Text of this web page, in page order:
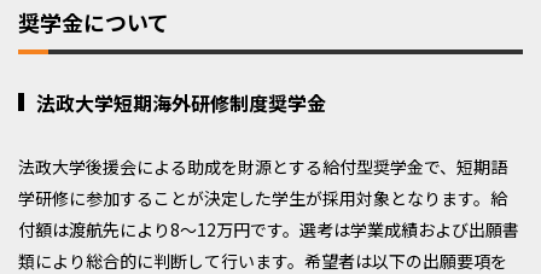
奨学金について
法政大学短期海外研修制度奨学金
法政大学後援会による助成を財源とする給付型奨学金で、短期語
学研修に参加することが決定した学生が採用対象となります。給
付額は渡航先により8～12万円です。選考は学業成績および出願書
類により総合的に判断して行います。希望者は以下の出願要項を